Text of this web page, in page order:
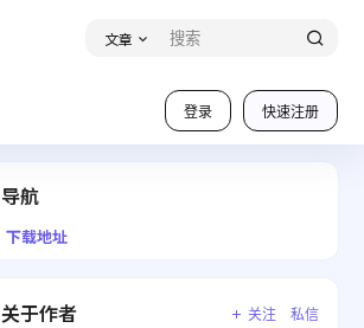
文章
登录 快速注册
导航
下载地址
关于作者 关注 私信